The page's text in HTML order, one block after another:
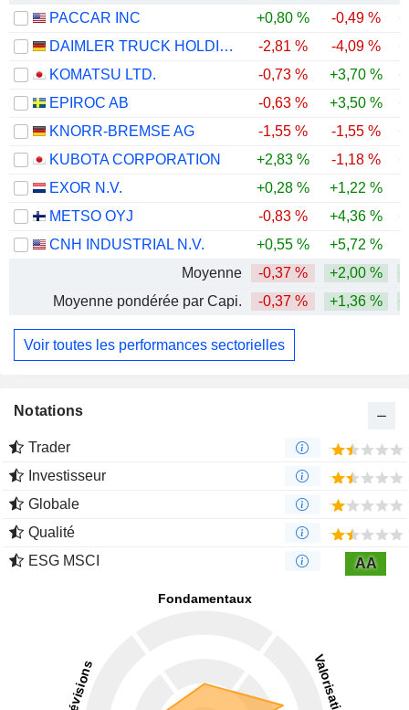
PACCAR INC
+0,80 % -0,49 %
DAIMLER TRUCK HOLDING AG
-2,81 % -4,09 %
KOMATSU LTD.
-0,73 % +3,70 %
EPIROC AB
-0,63 % +3,50 %
KNORR-BREMSE AG
-1,55 % -1,55 %
KUBOTA CORPORATION
+2,83 % -1,18 %
EXOR N.V.
+0,28 % +1,22 %
METSO OYJ
-0,83 % +4,36 %
CNH INDUSTRIAL N.V.
+0,55 % +5,72 %
Moyenne
-0,37 % +2,00 %
Moyenne pondérée par Capi.
-0,37 % +1,36 %
Voir toutes les performances sectorielles
Notations
Trader
Investisseur
Globale
Qualité
ESG MSCI
AA